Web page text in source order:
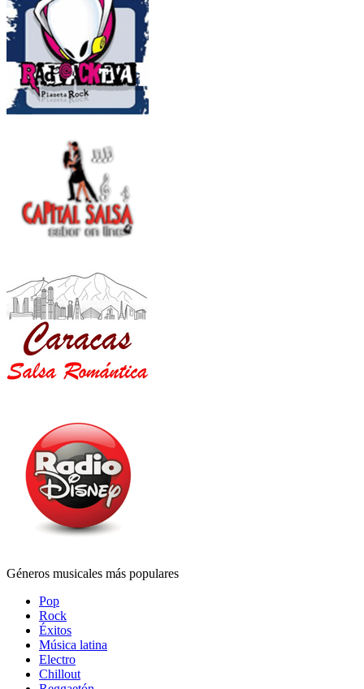
Géneros musicales más populares
Pop
Rock
Éxitos
Música latina
Electro
Chillout